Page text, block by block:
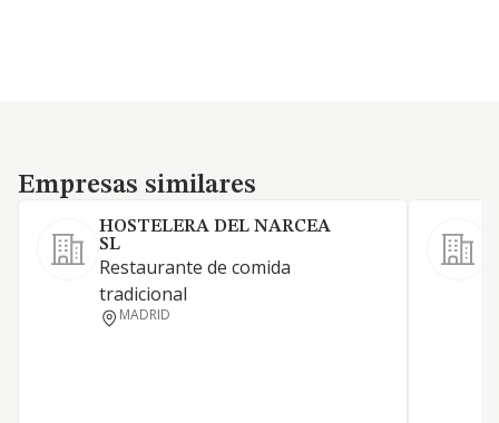
Empresas similares
Empresas similares
HOSTELERA DEL NARCEA
SL
Restaurante de comida
tradicional
MADRID